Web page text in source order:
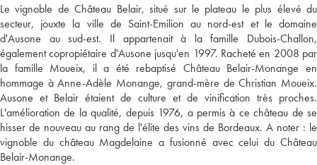
Le vignoble de Château Belair, situé sur le plateau le plus élevé du
secteur, jouxte la ville de Saint-Emilion au nord-est et le domaine
d'Ausone au sud-est. Il appartenait à la famille Dubois-Challon,
également copropiétaire d'Ausone jusqu'en 1997. Racheté en 2008 par
la famille Moueix, il a été rebaptisé Château Belair-Monange en
hommage à Anne-Adèle Monange, grand-mère de Christian Moueix.
Ausone et Belair étaient de culture et de vinification très proches.
L'amélioration de la qualité, depuis 1976, a permis à ce château de se
hisser de nouveau au rang de l'élite des vins de Bordeaux. A noter : le
vignoble du château Magdelaine a fusionné avec celui du Château
Belair-Monange.